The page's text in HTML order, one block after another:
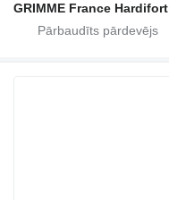
GRIMME France Hardifort